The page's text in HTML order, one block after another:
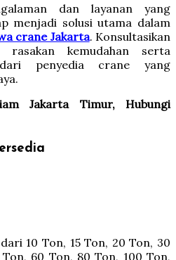
dan layanan yang
menjadi solusi utama dalam
crane Jakarta. Konsultasikan
rasakan kemudahan serta
penyedia crane yang
Jakarta Timur, Hubungi
10 Ton, 15 Ton, 20 Ton, 30
60 Ton, 80 Ton, 100 Ton,